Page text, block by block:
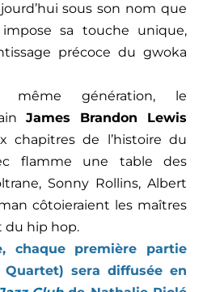
sous son nom que
sa touche unique,
précoce du gwoka
même génération, le
James Brandon Lewis
chapitres de l’histoire du
flamme une table des
Sonny Rollins, Albert
côtoieraient les maîtres
du hip hop.
chaque première partie
sera diffusée en